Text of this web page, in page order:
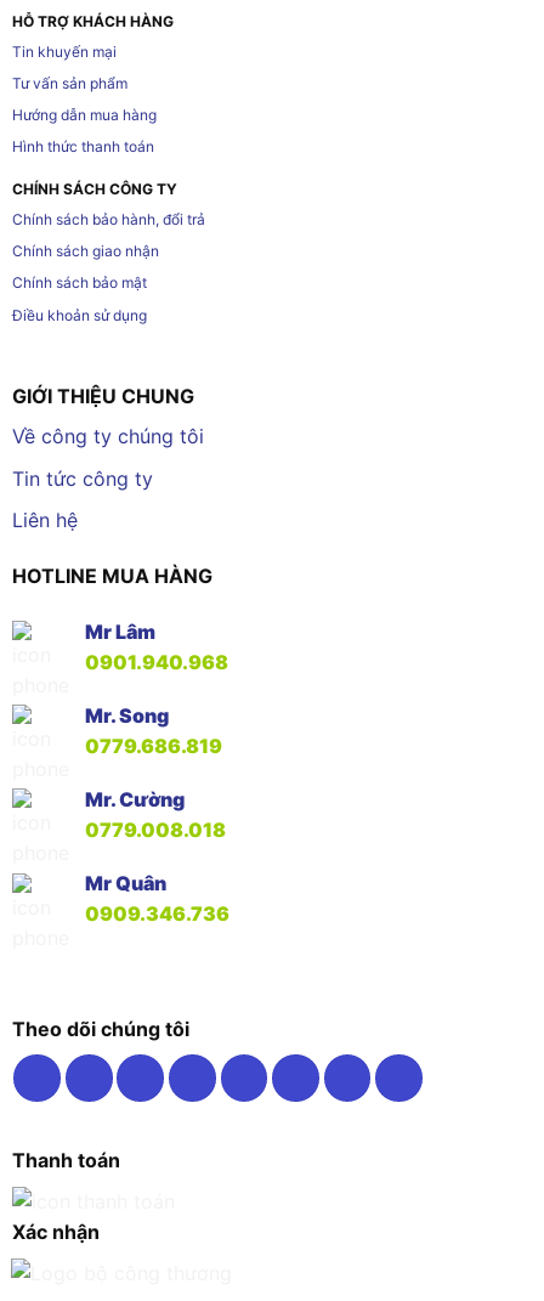
HỖ TRỢ KHÁCH HÀNG
Tin khuyến mại
Tư vấn sản phẩm
Hướng dẫn mua hàng
Hình thức thanh toán
CHÍNH SÁCH CÔNG TY
Chính sách bảo hành, đổi trả
Chính sách giao nhận
Chính sách bảo mật
Điều khoản sử dụng
GIỚI THIỆU CHUNG
Về công ty chúng tôi
Tin tức công ty
Liên hệ
HOTLINE MUA HÀNG
Mr Lâm
0901.940.968
Mr. Song
0779.686.819
Mr. Cường
0779.008.018
Mr Quân
0909.346.736
Theo dõi chúng tôi
Thanh toán
Xác nhận